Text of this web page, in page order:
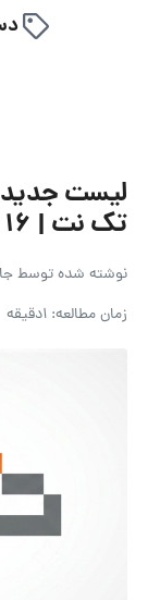
لیست
تک نت | ۱۶ تیر ۱۴۰۵
نوشته شده توسط
زمان مطالعه: 1دقیقه